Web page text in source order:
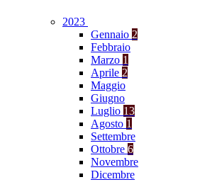
2023
Gennaio 2
Febbraio
Marzo 1
Aprile 2
Maggio
Giugno
Luglio 13
Agosto 1
Settembre
Ottobre 6
Novembre
Dicembre